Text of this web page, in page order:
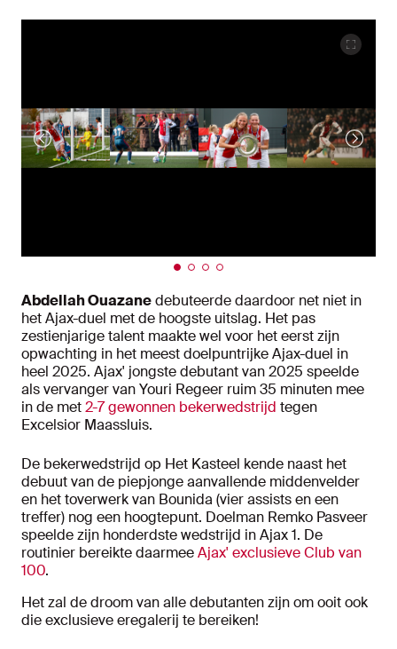
Abdellah Ouazanedebuteerde daardoor net niet in
het Ajax-duel met de hoogste uitslag. Het pas
zestienjarige talent maakte wel voor het eerst zijn
opwachting in het meest doelpuntrijke Ajax-duel in
heel 2025. Ajax' jongste debutant van 2025 speelde
als vervanger van Youri Regeer ruim 35 minuten mee
in de met2-7 gewonnen bekerwedstrijd tegen
Excelsior Maassluis.
De bekerwedstrijd op Het Kasteel kende naast het
debuut van de piepjonge aanvallende middenvelder
en het toverwerk van Bounida (vier assists en een
treffer) nog een hoogtepunt. Doelman Remko Pasveer
speelde zijn honderdste wedstrijd in Ajax 1. De
routinier bereikte daarmeeAjax' exclusieve Club van
100.
Het zal de droom van alle debutanten zijn om ooit ook
die exclusieve eregalerij te bereiken!